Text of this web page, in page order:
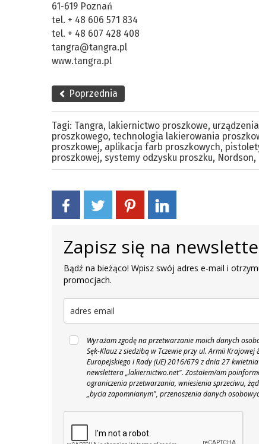
61-619 Poznań
tel. + 48 606 571 834
tel. + 48 607 428 408
tangra@tangra.pl
www.tangra.pl
Poprzednia
Tagi: Tangra, lakiernictwo proszkowe,
proszkowego, technologia lakierowania
proszkowej, aplikacja farb proszkowych,
proszkowej, systemy odzysku proszku, Nordson,
Zapisz się na
Bądź na bieżąco! Wpisz swój adres e-mail i
promocjach.
Wyrażam zgodę na przetwarzanie moich danych
Sęk-Klauz z siedzibą w Tczewie przy ul. Armii
Europejskiego i Rady (UE) 2016/679 z dnia 27
newslettera „lakiernictwo.net". Zostałem/am
ograniczenia przetwarzania, wniesienia sprzeciwu,
„bycia zapomnianym", przenoszenia danych